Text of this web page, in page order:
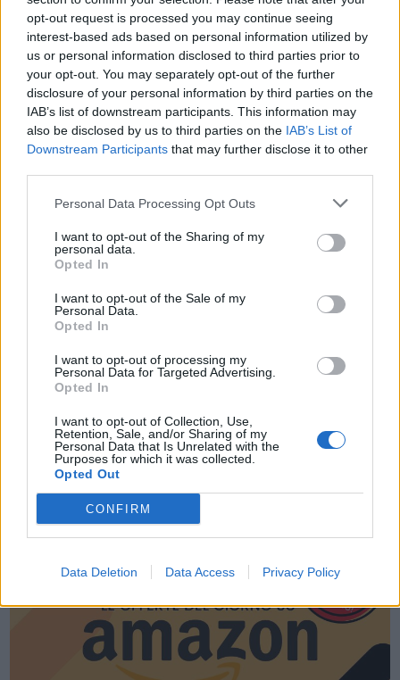
opt-out request is processed you may continue seeing
interest-based ads based on personal information utilized by
us or personal information disclosed to third parties prior to
your opt-out. You may separately opt-out of the further
disclosure of your personal information by third parties on the
IAB’s list of downstream participants. This information may
also be disclosed by us to third parties on the IAB’s List of
Downstream Participants that may further disclose it to other
Personal Data Processing Opt Outs
I want to opt-out of the Sharing of my
personal data.
Opted In
I want to opt-out of the Sale of my
Personal Data.
Opted In
I want to opt-out of processing my
Personal Data for Targeted Advertising.
Opted In
I want to opt-out of Collection, Use,
Retention, Sale, and/or Sharing of my
Personal Data that Is Unrelated with the
Purposes for which it was collected.
Opted Out
CONFIRM
Data Deletion Data Access Privacy Policy
Mastodon Telegram WhatsApp
Stampa Altro
Vuoi ricevere gli aggiornamenti delle news di TecnoGazzetta?
Inserisci nome ed indirizzo E-Mail:
Acconsento al trattamento dei dati personali (
LE MIGLIORI OFFERTE AMAZON